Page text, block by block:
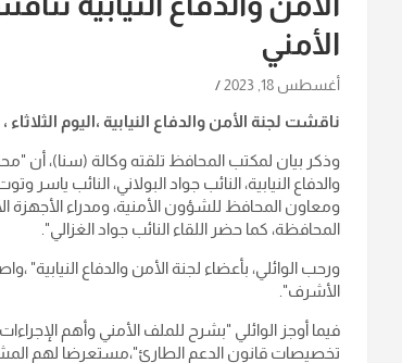
الأمني
أغسطس 18, 2023
ناقشت لجنة الأمن والدفاع النيابية ،اليوم
وذكر بيان لمكتب المحافظ تلقته وكالة (سنا)، أن
والدفاع النيابية، النائب جواد البولاني، النائب
ومعاون المحافظ للشؤون الأمنية، ومدراء الأجهزة
المحافظة، كما حضر اللقاء النائب جواد الغزالي".
ورحب الوائلي، بأعضاء لجنة الأمن والدفاع النيابية"
الأشرف".
فيما أوجز الوائلي "بشرح للملف الأمني وأهم
تخصيصات قانون الدعم الطارئ"،مستعرضا لهم